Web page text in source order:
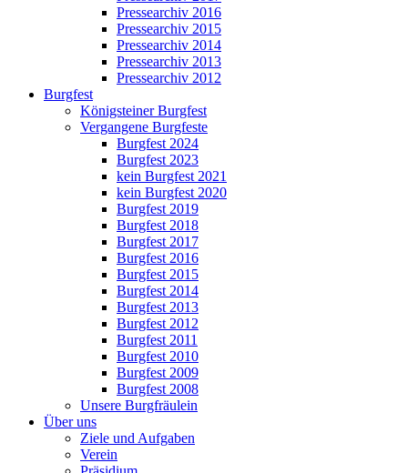
Pressearchiv 2016
Pressearchiv 2015
Pressearchiv 2014
Pressearchiv 2013
Pressearchiv 2012
Burgfest
Königsteiner Burgfest
Vergangene Burgfeste
Burgfest 2024
Burgfest 2023
kein Burgfest 2021
kein Burgfest 2020
Burgfest 2019
Burgfest 2018
Burgfest 2017
Burgfest 2016
Burgfest 2015
Burgfest 2014
Burgfest 2013
Burgfest 2012
Burgfest 2011
Burgfest 2010
Burgfest 2009
Burgfest 2008
Unsere Burgfräulein
Über uns
Ziele und Aufgaben
Verein